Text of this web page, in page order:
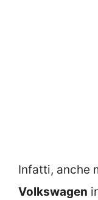
Infatti, anche
Volkswagen